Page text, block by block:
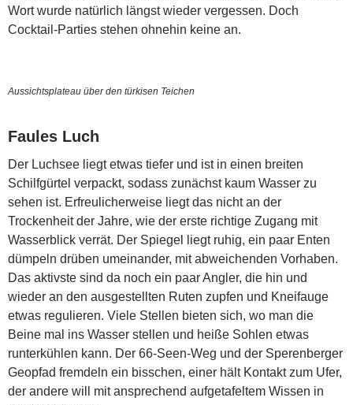
Wort wurde natürlich längst wieder vergessen. Doch
Cocktail-Parties stehen ohnehin keine an.
Aussichtsplateau über den türkisen Teichen
Faules Luch
Der Luchsee liegt etwas tiefer und ist in einen breiten
Schilfgürtel verpackt, sodass zunächst kaum Wasser zu
sehen ist. Erfreulicherweise liegt das nicht an der
Trockenheit der Jahre, wie der erste richtige Zugang mit
Wasserblick verrät. Der Spiegel liegt ruhig, ein paar Enten
dümpeln drüben umeinander, mit abweichenden Vorhaben.
Das aktivste sind da noch ein paar Angler, die hin und
wieder an den ausgestellten Ruten zupfen und Kneifauge
etwas regulieren. Viele Stellen bieten sich, wo man die
Beine mal ins Wasser stellen und heiße Sohlen etwas
runterkühlen kann. Der 66-Seen-Weg und der Sperenberger
Geopfad fremdeln ein bisschen, einer hält Kontakt zum Ufer,
der andere will mit ansprechend aufgetafeltem Wissen in